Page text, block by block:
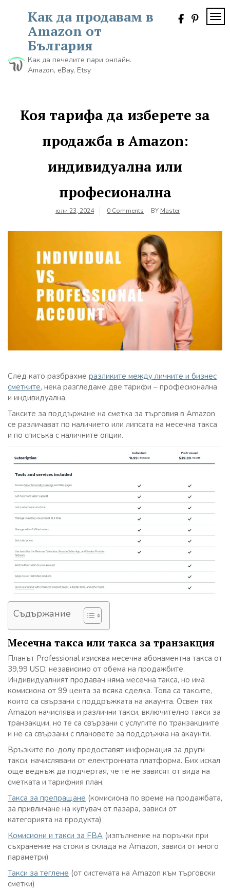
Как да продавам в
Amazon от
България
Как да печелите пари онлайн.
Amazon, eBay, Etsy
Коя тарифа да изберете за
продажба в Amazon:
индивидуална или
професионална
юли 23, 2024 0 Comments BY Master
След като разбрахме разликите между личните и бизнес
сметките, нека разгледаме две тарифи – професионална
и индивидуална.
Таксите за поддържане на сметка за търговия в Amazon
се различават по наличието или липсата на месечна такса
и по списъка с наличните опции.
Съдържание
Месечна такса или такса за транзакция
Планът Professional изисква месечна абонаментна такса от
39,99 USD, независимо от обема на продажбите.
Индивидуалният продавач няма месечна такса, но има
комисиона от 99 цента за всяка сделка. Това са таксите,
които са свързани с поддръжката на акаунта. Освен тях
Amazon начислява и различни такси, включително такси за
транзакции, но те са свързани с услугите по транзакциите
и не са свързани с плановете за поддръжка на акаунти.
Връзките по-долу предоставят информация за други
такси, начислявани от електронната платформа. Бих искал
още веднъж да подчертая, че те не зависят от вида на
сметката и тарифния план.
Такса за препращане (комисиона по време на продажбата,
за привличане на купувач от пазара, зависи от
категорията на продукта)
Комисиони и такси за FBA (изпълнение на поръчки при
съхранение на стоки в склада на Amazon, зависи от много
параметри)
Такси за теглене (от системата на Amazon към търговски
сметки)